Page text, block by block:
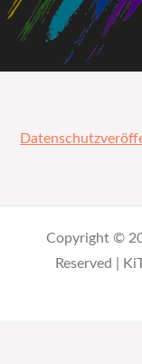
Copyright ©
Reserved |